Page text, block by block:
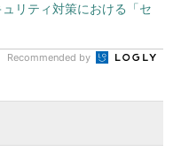
リティ対策における「セ
Recommended by